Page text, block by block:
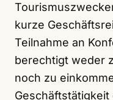
kurze
Teilnahme an
berechtigt weder
noch zu